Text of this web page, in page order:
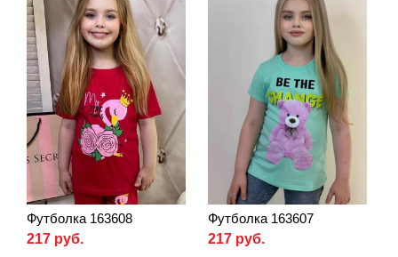
Футболка 163608
217 руб.
Футболка 163607
217 руб.